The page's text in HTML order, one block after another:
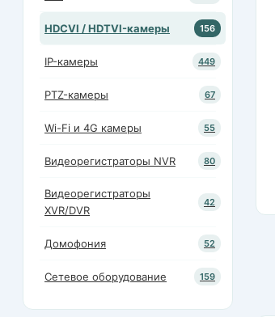
HDCVI / HDTVI-камеры 156
IP-камеры 449
PTZ-камеры 67
Wi-Fi и 4G камеры 55
Видеорегистраторы NVR 80
Видеорегистраторы
XVR/DVR
42
Домофония 52
Сетевое оборудование 159